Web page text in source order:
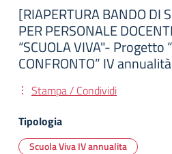
[RIAPERTURA BANDO DI
PER PERSONALE
“SCUOLA VIVA"- Progetto
CONFRONTO” IV
Stampa / Condividi
Tipologia
Scuola Viva IV annualita